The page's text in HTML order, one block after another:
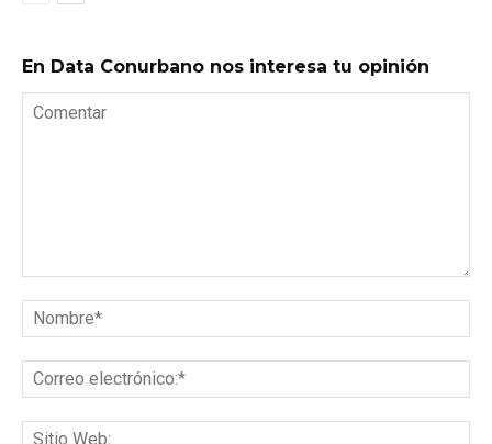
En Data Conurbano nos interesa tu opinión